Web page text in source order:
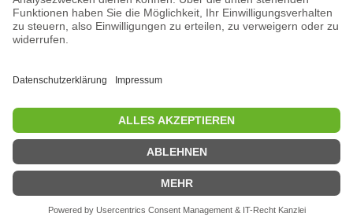
© 2026 - Tanzsportverband
Nordrhein-Westfalen e.V.
Datenschutzerklärung Impressum